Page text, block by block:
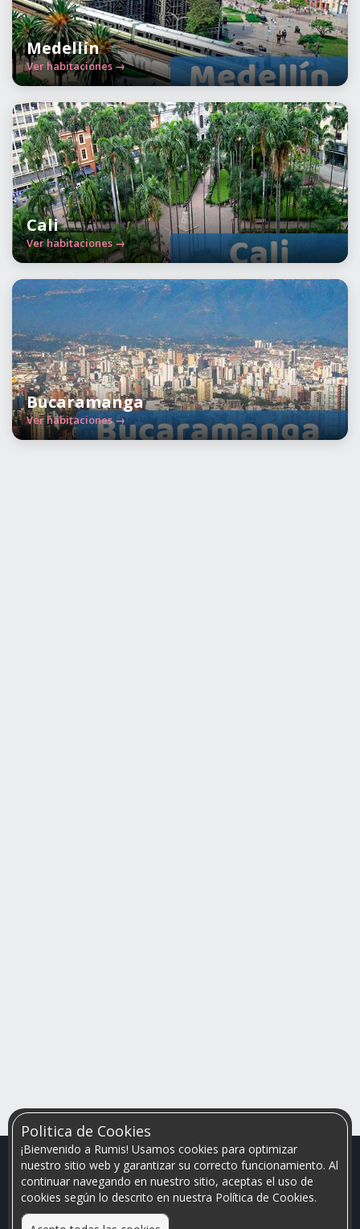
Medellín
Ver habitaciones →
Cali
Ver habitaciones →
Bucaramanga
Ver habitaciones →
Politica de Cookies
¡Bienvenido a Rumis! Usamos cookies para optimizar
nuestro sitio web y garantizar su correcto funcionamiento. Al
continuar navegando en nuestro sitio, aceptas el uso de
cookies según lo descrito en nuestra Política de Cookies.